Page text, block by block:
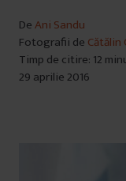
DeAni Sandu
Fotografii de Cătălin
Timp de citire: 12
29 aprilie 2016